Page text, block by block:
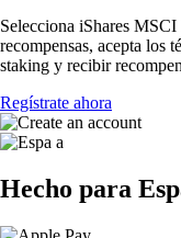
Selecciona iShares
recompensas, acepta los
staking y recibir
Regístrate ahora
Hecho para